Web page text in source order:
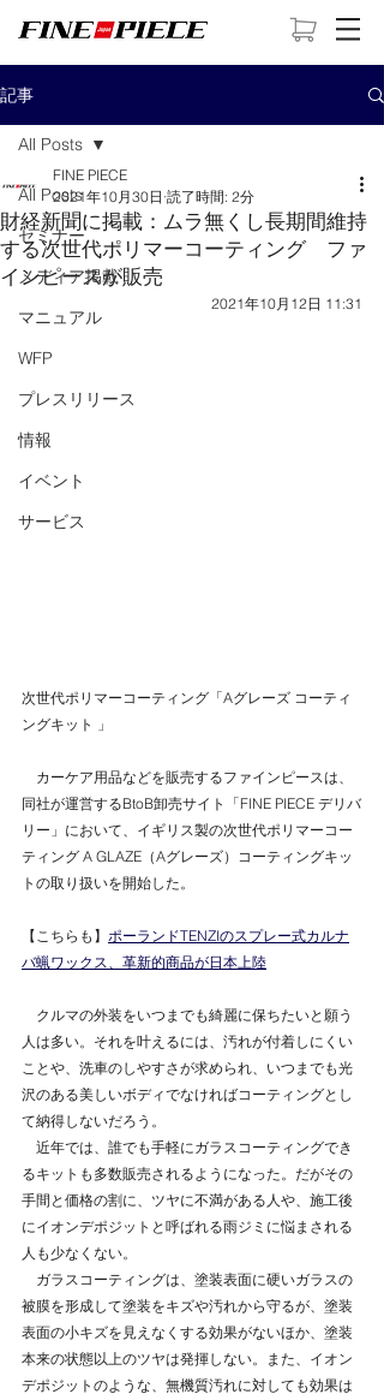
記事
All Posts
セミナー
メディア掲載
マニュアル
WFP
プレスリリース
情報
イベント
サービス
All Posts
財経新聞に掲載：ムラ無くし長期間維持
する次世代ポリマーコーティング ファ
インピースが販売
FINE PIECE
2021年10月30日 読了時間: 2分
2021年10月12日 11:31
次世代ポリマーコーティング「Aグレーズ コーティ
ングキット 」
カーケア用品などを販売するファインピースは、
同社が運営するBtoB卸売サイト「FINE PIECE デリバ
リー」において、イギリス製の次世代ポリマーコー
ティング A GLAZE（Aグレーズ）コーティングキッ
トの取り扱いを開始した。
【こちらも】 ポーランドTENZIのスプレー式カルナ
バ蝋ワックス、革新的商品が日本上陸
クルマの外装をいつまでも綺麗に保ちたいと願う
人は多い。それを叶えるには、汚れが付着しにくい
ことや、洗車のしやすさが求められ、いつまでも光
沢のある美しいボディでなければコーティングとし
て納得しないだろう。
近年では、誰でも手軽にガラスコーティングでき
るキットも多数販売されるようになった。だがその
手間と価格の割に、ツヤに不満がある人や、施工後
にイオンデポジットと呼ばれる雨ジミに悩まされる
人も少なくない。
ガラスコーティングは、塗装表面に硬いガラスの
被膜を形成して塗装をキズや汚れから守るが、塗装
表面の小キズを見えなくする効果がないほか、塗装
本来の状態以上のツヤは発揮しない。また、イオン
デポジットのような、無機質汚れに対しても効果は